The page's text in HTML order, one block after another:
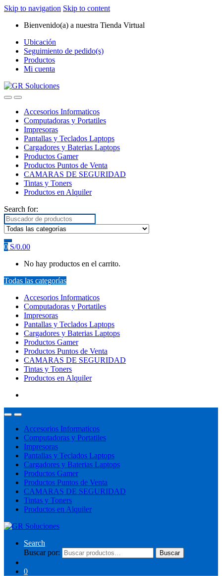
Skip to navigation Skip to content
Bienvenido(a) a nuestra Tienda Virtual
Ubicación
Seguimiento de pedido(s)
Productos
Mi cuenta
Accesorios Informaticos
Computadoras y Portatiles
Impresoras
Pantallas y Teclados Laptops
Cargadores y Baterias Laptops
Productos Gamer
Productos Puntos de Venta
CAMARAS DE SEGURIDAD
Tintas y Toners
Productos en Alquiler
Search for:
0 S/0.00
No hay productos en el carrito.
Todas las categorías
Accesorios Informaticos
Computadoras y Portatiles
Impresoras
Pantallas y Teclados Laptops
Cargadores y Baterias Laptops
Productos Gamer
Productos Puntos de Venta
CAMARAS DE SEGURIDAD
Tintas y Toners
Productos en Alquiler
Accesorios Informaticos
Computadoras y Portatiles
Impresoras
Pantallas y Teclados Laptops
Cargadores y Baterias Laptops
Productos Gamer
Productos Puntos de Venta
CAMARAS DE SEGURIDAD
Tintas y Toners
Productos en Alquiler
Search
Buscar por:
Buscar
0